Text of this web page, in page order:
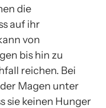
die
auf ihr
von
bis hin zu
reichen. Bei
Magen unter
sie keinen Hunger